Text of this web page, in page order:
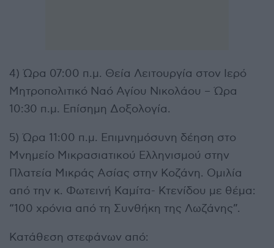
4) Ώρα 07:00 π.μ. Θεία Λειτουργία στον Ιερό
Μητροπολιτικό Ναό Αγίου Νικολάου – Ώρα
10:30 π.μ. Επίσημη Δοξολογία.
5) Ώρα 11:00 π.μ. Επιμνημόσυνη δέηση στο
Μνημείο Μικρασιατικού Ελληνισμού στην
Πλατεία Μικράς Ασίας στην Κοζάνη. Ομιλία
από την κ. Φωτεινή Καμίτα- Κτενίδου με θέμα:
“100 χρόνια από τη Συνθήκη της Λωζάνης”.
Κατάθεση στεφάνων από: